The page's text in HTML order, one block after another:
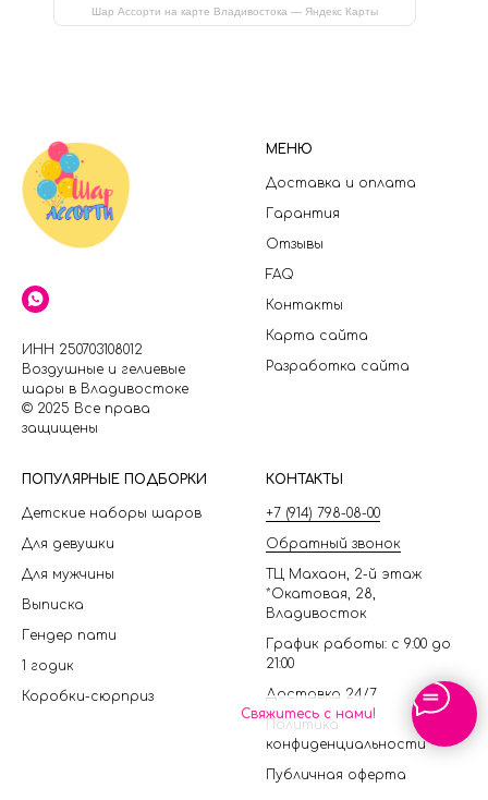
Свяжитесь с нами!
Шар Ассорти на карте Владивостока — Яндекс Карты
ИНН 250703108012
Воздушные и гелиевые
шары в Владивостоке
© 2025 Все права
защищены
МЕНЮ
Доставка и оплата
Гарантия
Отзывы
FAQ
Контакты
Карта сайта
Разработка сайта
ПОПУЛЯРНЫЕ ПОДБОРКИ
Детские наборы шаров
Для девушки
Для мужчины
Выписка
Гендер пати
1 годик
Коробки-сюрприз
КОНТАКТЫ
+7 (914) 798-08-00
Обратный звонок
ТЦ Махаон, 2-й этаж
*Окатовая, 28,
Владивосток
График работы: с 9:00 до
21:00
Доставка 24/7
Политика
конфиденциальности
Публичная оферта